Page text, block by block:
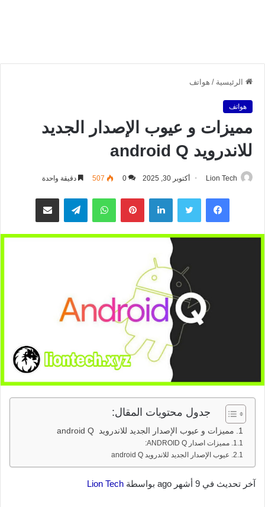
الرئيسية / هواتف
هواتف
مميزات و عيوب الإصدار الجديد
للاندرويد android Q
Lion Tech أكتوبر 30, 2025 0
507 دقيقة واحدة
فيسبوك تويتر لينكدإن بينتيريستواتساب تيلقرام مشاركة عبر البريد
جدول محتويات المقال:
مميزات و عيوب الإصدار الجديد للاندرويد android Q
مميزات اصدار ANDROID Q:
عيوب الإصدار الجديد للاندرويد android Q
آخر تحديث في 9 أشهر ago بواسطة Lion Tech